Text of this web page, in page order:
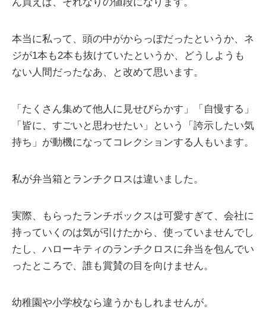
本当に私って、頭の中がからっぽだったというか、ネ
ジが1本も2本も抜けていたというか、どうしようも
ない人間だったなあ、と改めて思います。
「たくさん集めて他人に見せびらかす」「自慢する」
「皆に、すごいと思わせたい」という「誇示したい気
持ち」が動機になってコレクションする人もいます。
私が弁当箱とランチクロスは違いました。
実際、もらったランチボックスは可愛すぎて、会社に
持っていくのは気が引けたから、使っていませんでし
たし、ハローキティのランチクロスに弁当を包んでい
ったところで、誰も賞賛の目を向けません。
幼稚園や小学校なら違うかもしれませんが。